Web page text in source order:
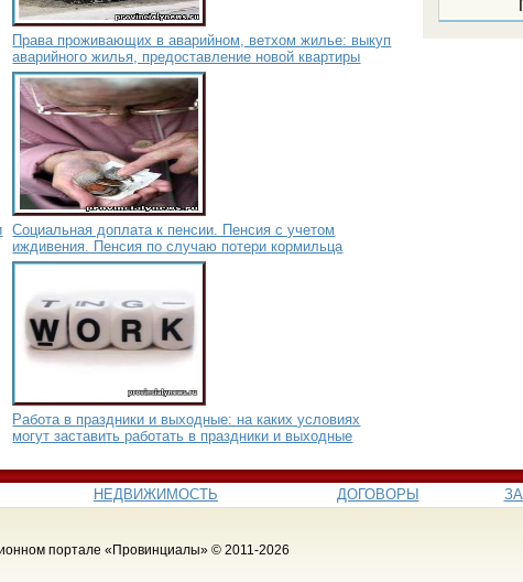
Права проживающих в аварийном, ветхом жилье: выкуп
аварийного жилья, предоставление новой квартиры
Социальная доплата к пенсии. Пенсия с учетом
иждивения. Пенсия по случаю потери кормильца
Работа в праздники и выходные: на каких условиях
могут заставить работать в праздники и выходные
НЕДВИЖИМОСТЬ ДОГОВОРЫ
портале «Провинциалы» © 2011-2026